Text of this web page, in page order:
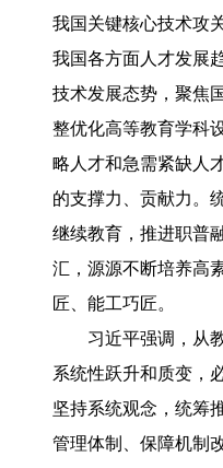
我国关键核心技术攻
我国各方面人才发展
技术发展态势，聚焦
整优化高等教育学科
略人才和急需紧缺人
的支撑力、贡献力。
继续教育，推进职普
汇，源源不断培养高
匠、能工巧匠。
习近平强调，从
系统性跃升和质变，
坚持系统观念，统筹
管理体制、保障机制